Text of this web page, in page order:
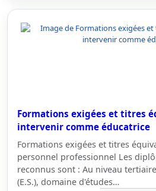
Formations exigées et titres
intervenir comme éducatrice
Formations exigées et titres
personnel professionnel Les
reconnus sont : Au niveau
(E.S.), domaine d'études…